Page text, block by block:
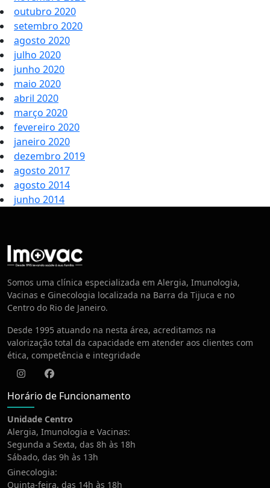
outubro 2020
setembro 2020
agosto 2020
julho 2020
junho 2020
maio 2020
abril 2020
março 2020
fevereiro 2020
janeiro 2020
dezembro 2019
agosto 2017
agosto 2014
junho 2014
Centro de Vacinação
Somos uma clínica especializada em Alergia, Imunologia,
Vacinas e Ginecologia localizada na Barra da Tijuca e no
Centro do Rio de Janeiro.
Desde 1995 atuando na nesta área, acreditamos na
valorização total da capacidade em atender aos clientes com
ética, competência e integridade
InstagramFacebook
Horário de Funcionamento
Unidade Centro
Alergia, Imunologia e Vacinas:
Segunda a Sexta, das 8h às 18h
Sábado, das 9h às 13h
Ginecologia:
Quinta-feira, das 14h às 18h